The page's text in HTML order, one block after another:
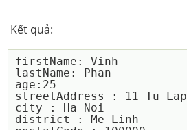
Kết quả:
firstName: Vinh
lastName: Phan
age:25
streetAddress : 11 Tu Lap
city : Ha Noi
district : Me Linh